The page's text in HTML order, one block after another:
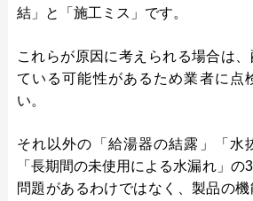
結」と「施工ミス」です。
これらが原因に考えられる場合は
ている可能性があるため業者に点
い。
それ以外の「給湯器の結露」「水
「長期間の未使用による水漏れ」の
問題があるわけではなく、製品の